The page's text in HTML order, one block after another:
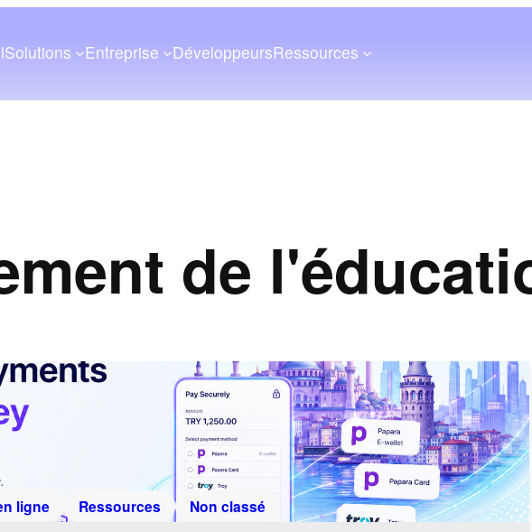
Solutions Entreprise DéveloppeursRessources
de
ligne Ressources Non classé